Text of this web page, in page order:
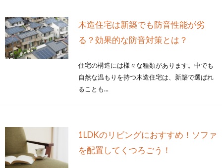
木造住宅は新築でも防音性能が劣
る？効果的な防音対策とは？
住宅の構造には様々な種類があります。中でも
自然な温もりを持つ木造住宅は、新築で選ばれ
ることも...
1LDKのリビングにおすすめ！ソファ
を配置してくつろごう！